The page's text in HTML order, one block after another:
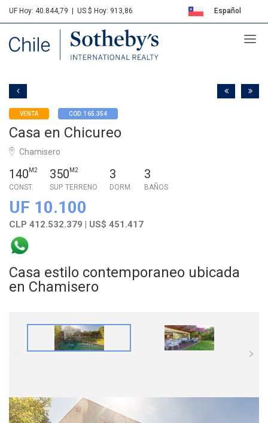
UF Hoy: 40.844,79 US $ Hoy: 913,86 Español
Sotheby's
VENTA COD: 165.354
Casa en Chicureo
Chamisero
140 M2
CONST.
350 M2
SUP. TERRENO
3
DORM.
3
BAÑOS
UF 10.100
CLP 412.532.379 | US$ 451.417
Casa estilo contemporaneo ubicada
en Chamisero